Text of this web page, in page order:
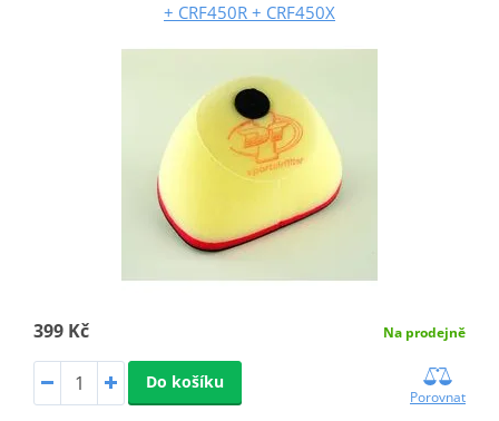
+ CRF450R + CRF450X
399 Kč Na prodejně
Do košíku
Porovnat